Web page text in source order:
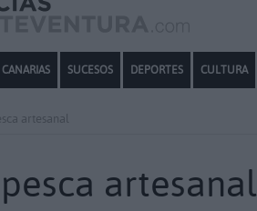
CANARIAS SUCESOS DEPORTES CULTURA
artesanal
artesanal